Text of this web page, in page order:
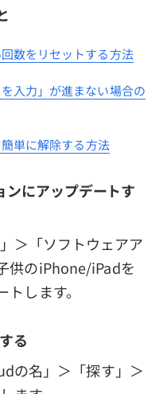
数をリセットする方法
入力」が進まない場合の
単に解除する方法
にアップデートす
＞「ソフトウェアア
供のiPhone/iPadを
します。
る
の名」＞「探す」＞